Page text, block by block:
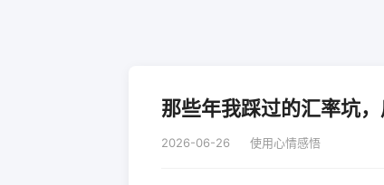
那些年我踩过的汇率坑
2026-06-26 使用心情感悟